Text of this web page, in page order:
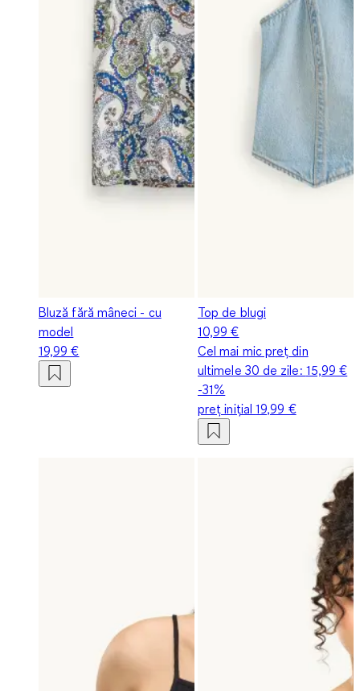
Bluză fără mâneci - cu
model
19,99 €
Top de blugi
10,99 €
Cel mai mic preț din
ultimele 30 de zile: 15,99 €
-31%
preț inițial19,99 €